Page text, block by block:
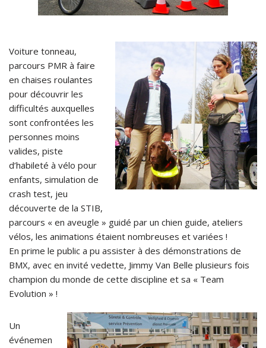
Voiture tonneau,
parcours PMR à faire
en chaises roulantes
pour découvrir les
difficultés auxquelles
sont confrontées les
personnes moins
valides, piste
d’habileté à vélo pour
enfants, simulation de
crash test, jeu
découverte de la STIB,
parcours « en aveugle » guidé par un chien guide, ateliers
vélos, les animations étaient nombreuses et variées !
En prime le public a pu assister à des démonstrations de
BMX, avec en invité vedette, Jimmy Van Belle plusieurs fois
champion du monde de cette discipline et sa « Team
Evolution » !
Un
événemen